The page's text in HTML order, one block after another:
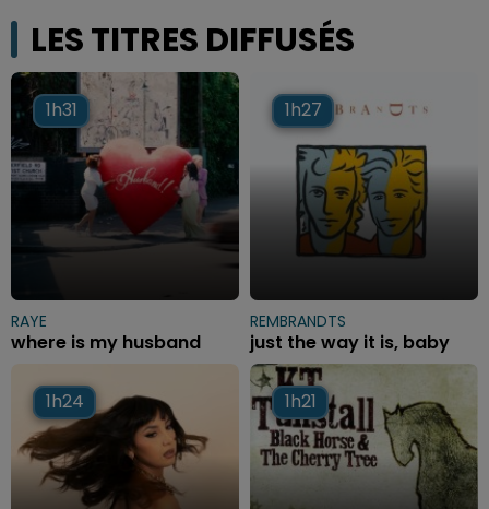
LES TITRES DIFFUSÉS
1h31
1h31
RAYE
where is my husband
1h27
1h27
REMBRANDTS
just the way it is, baby
1h24
1h24 1h21
1h21